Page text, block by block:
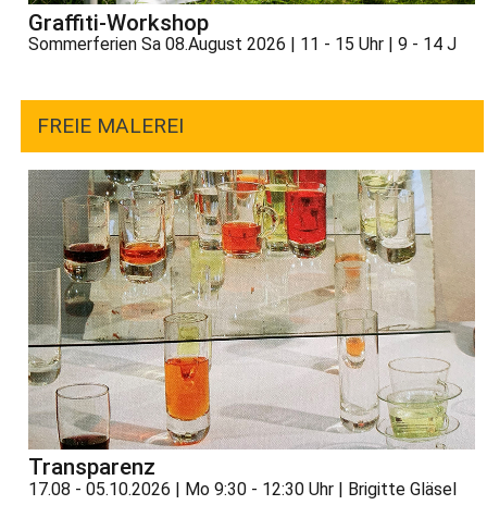
Graffiti-Workshop
Sommerferien Sa 08.August 2026 | 11 - 15 Uhr | 9 - 14 J
FREIE MALEREI
Transparenz
17.08 - 05.10.2026 | Mo 9:30 - 12:30 Uhr | Brigitte Gläsel